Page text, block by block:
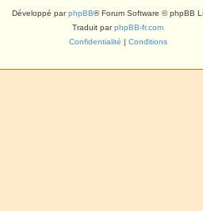
Développé parphpBB® Forum Software © phpBB
Traduit parphpBB-fr.com
Confidentialité | Conditions